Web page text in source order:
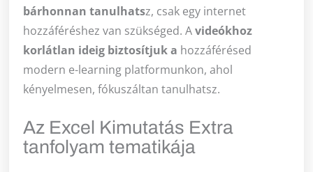
bárhonnan tanulhatsz, csak egy internet
hozzáféréshez van szükséged. Avideókhoz
korlátlan ideig biztosítjuk a hozzáférésed
modern e-learning platformunkon, ahol
kényelmesen, fókuszáltan tanulhatsz.
Az Excel Kimutatás Extra
tanfolyam tematikája